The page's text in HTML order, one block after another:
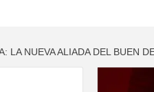
LA NUEVA ALIADA DEL BUEN